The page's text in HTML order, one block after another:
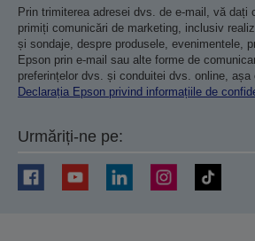
Prin trimiterea adresei dvs. de e-mail, vă dați
primiți comunicări de marketing, inclusiv
și sondaje, despre produsele, evenimentele,
Epson prin e-mail sau alte forme de
preferințelor dvs. și conduitei dvs. online,
Declarația Epson privind informațiile de
Urmăriți-ne pe: